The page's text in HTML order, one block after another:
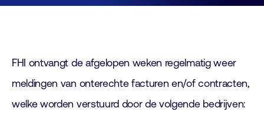
FHI ontvangt de afgelopen weken regelmatig weer
meldingen van onterechte facturen en/of contracten,
welke worden verstuurd door de volgende bedrijven: